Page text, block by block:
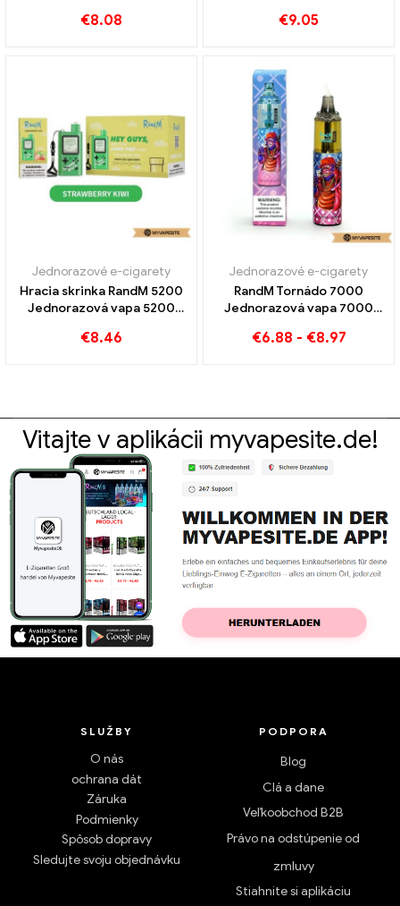
€8.08 €9.05
Jednorazové e-cigarety
Hracia skrinka RandM 5200
Jednorazová vapa 5200
€8.46
Jednorazové e-cigarety
RandM Tornádo 7000
Jednorazová vapa 7000
€6.88 - €8.97
Vitajte v aplikácii myvapesite.de!
SLUŽBY
O nás
ochrana dát
Záruka
Podmienky
Spôsob dopravy
Sledujte svoju objednávku
PODPORA
Blog
Clá a dane
Veľkoobchod B2B
Právo na odstúpenie od
zmluvy
Stiahnite si aplikáciu